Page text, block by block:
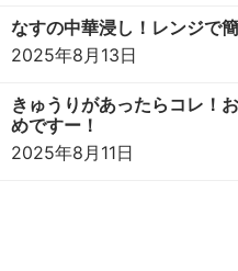
なすの中華浸し！レンジで簡
2025年8月13日
きゅうりがあったらコレ！
めですー！
2025年8月11日